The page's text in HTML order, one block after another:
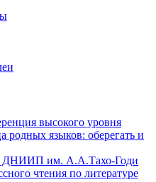
высокого уровня
родных языков: оберегать и
ДНИИП им. А.А.Тахо-Годи
чтения по литературе